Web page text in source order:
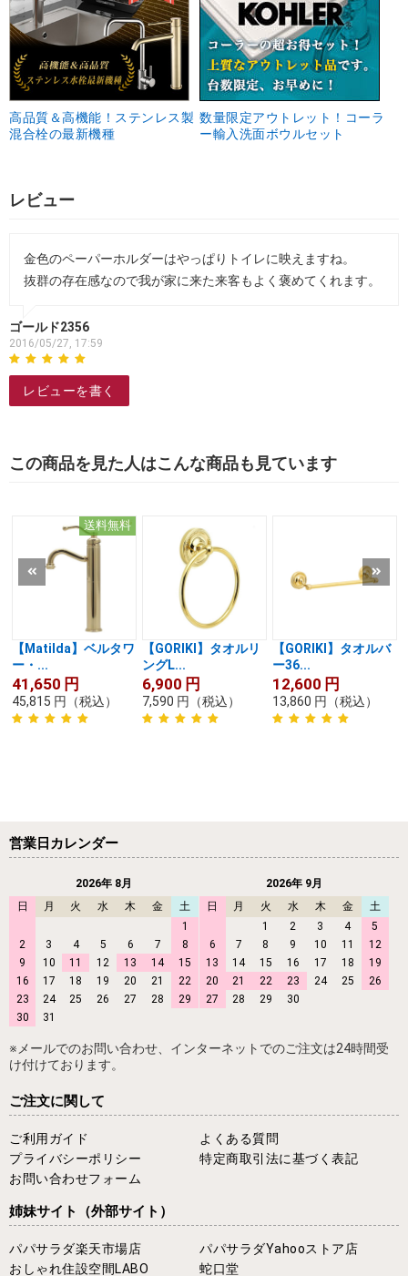
高品質＆高機能！ステンレス製
混合栓の最新機種
数量限定アウトレット！コーラ
ー輸入洗面ボウルセット
レビュー
金色のペーパーホルダーはやっぱりトイレに映えますね。
抜群の存在感なので我が家に来た来客もよく褒めてくれます。
ゴールド2356
2016/05/27, 17:59
レビューを書く
この商品を見た人はこんな商品も見ています
送料無料
【Matilda】ベルタワ
ー・...
41,650 円
45,815 円 （税込）
【GORIKI】タオルリ
ングL...
6,900 円
7,590 円 （税込）
【GORIKI】タオルバ
ー36...
12,600 円
13,860 円 （税込）
営業日カレンダー
2026年 8月
日
月 火 水 木 金
土
1
2
3 4 5 6 7
8
9
10 11 12 13 14
15
16
17 18 19 20 21
22
23
24 25 26 27 28
29
30
31
2026年 9月
日
月 火 水 木 金
土
1
2 3 4
5
6
7 8 9 10 11
12
13
14 15 16 17 18
19
20
21 22 23 24 25
26
27
28 29 30
※メールでのお問い合わせ、インターネットでのご注文は24時間受
け付けております。
ご注文に関して
ご利用ガイド
よくある質問
プライバシーポリシー
特定商取引法に基づく表記
お問い合わせフォーム
姉妹サイト （外部サイト）
パパサラダ楽天市場店
パパサラダYahooストア店
おしゃれ住設空間LABO
蛇口堂